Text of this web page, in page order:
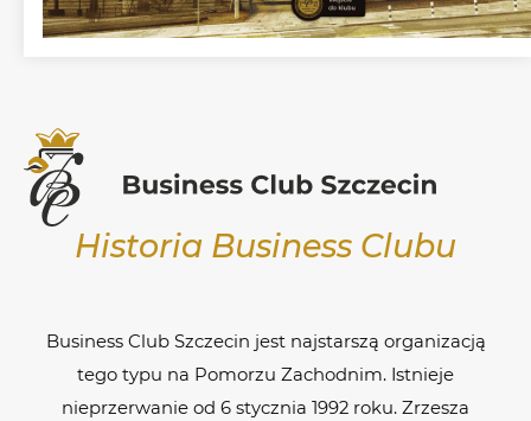
Historia Business Clubu
Business Club Szczecin jest najstarszą organizacją
tego typu na Pomorzu Zachodnim. Istnieje
nieprzerwanie od 6 stycznia 1992 roku. Zrzesza